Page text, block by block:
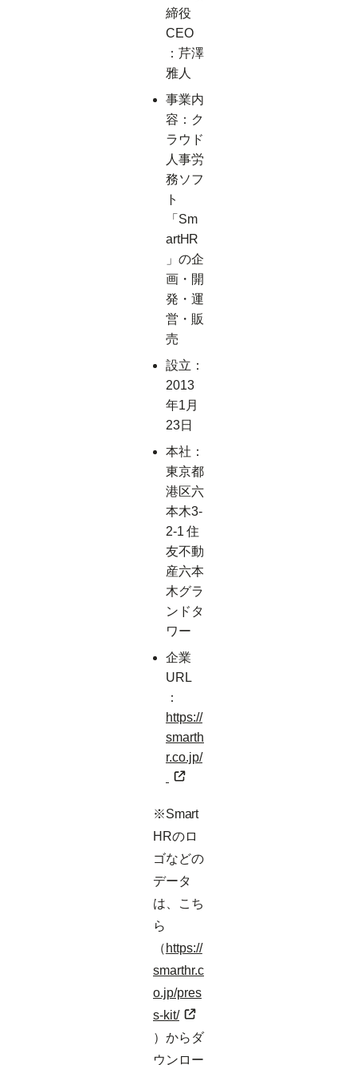
締役
CEO
：芹澤
雅人
事業内
容：ク
ラウド
人事労
務ソフ
ト
「Sm
artHR
」の企
画・開
発・運
営・販
売
設立：
2013
年1月
23日
本社：
東京都
港区六
本木3-
2-1 住
友不動
産六本
木グラ
ンドタ
ワー
企業
URL
：​
https://
smarth
r.co.jp/
※Smart
HRのロ
ゴなどの
データ
は、こち
ら
（ https://
smarthr.c
o.jp/pres
s-kit/
）からダ
ウンロー